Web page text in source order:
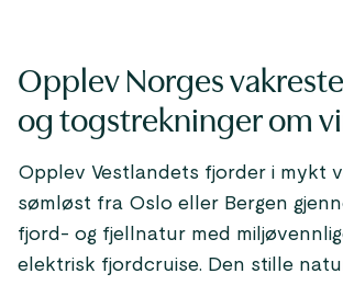
Opplev Norges
og togstrekninger om
Opplev Vestlandets fjorder i mykt
sømløst fra Oslo eller Bergen
fjord- og fjellnatur med
elektrisk fjordcruise. Den stille